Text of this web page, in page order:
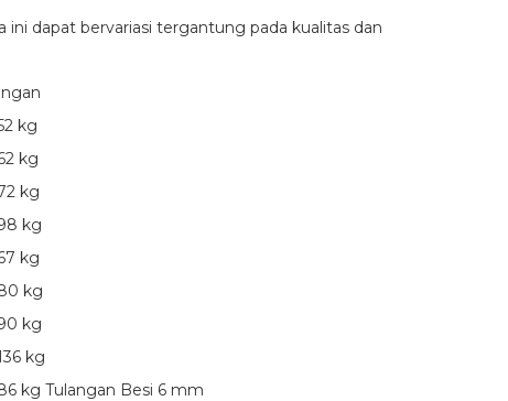
ini dapat bervariasi tergantung pada kualitas dan
kg
kg
kg
kg
kg
kg
kg
kg
kg Tulangan Besi 6 mm